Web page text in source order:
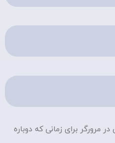
مرورگر برای زمانی که دوباره